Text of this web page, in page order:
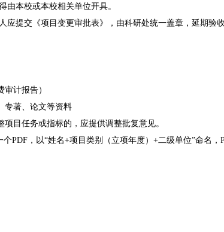
由本校或本校相关单位开具。
应提交《项目变更审批表》，由科研处统一盖章，延期验
计报告）
专著、论文等资料
项目任务或指标的，应提供调整批复意见。
PDF，以“姓名+项目类别（立项年度）+二级单位”命名